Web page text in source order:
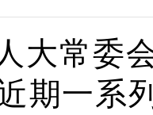
大常委
期一系